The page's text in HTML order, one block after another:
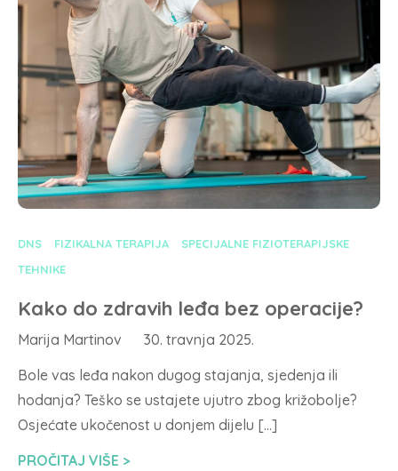
DNS FIZIKALNA TERAPIJA
SPECIJALNE FIZIOTERAPIJSKE
TEHNIKE
Kako do zdravih leđa bez operacije?
Marija Martinov
30. travnja 2025.
Bole vas leđa nakon dugog stajanja, sjedenja ili
hodanja? Teško se ustajete ujutro zbog križobolje?
Osjećate ukočenost u donjem dijelu […]
PROČITAJ VIŠE